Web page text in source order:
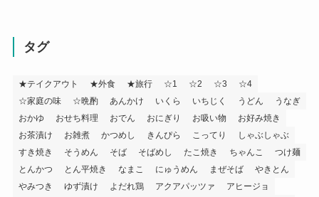
タグ
★テイクアウト ★外食 ★旅行 ☆1 ☆2 ☆3
☆4
☆家庭の味
☆晩酌 あんかけ いくら いちじく うどん
うなぎ
おかゆ
おせち料理 おでん おにぎり お吸い物
お好み焼き
お茶漬け
お雑煮 かつめし きんぴら こってり
しゃぶしゃぶ
すき焼き
そうめん そば そばめし たこ焼き ちゃんこ
つけ麺
とんかつ
とん平焼き なまこ にゅうめん まぜそば
やきとん
やみつき
ゆず漬け よだれ鶏 アクアパッツァ
アヒージョ